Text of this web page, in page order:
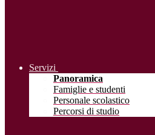
Servizi
Panoramica
Famiglie e studenti
Personale scolastico
Percorsi di studio